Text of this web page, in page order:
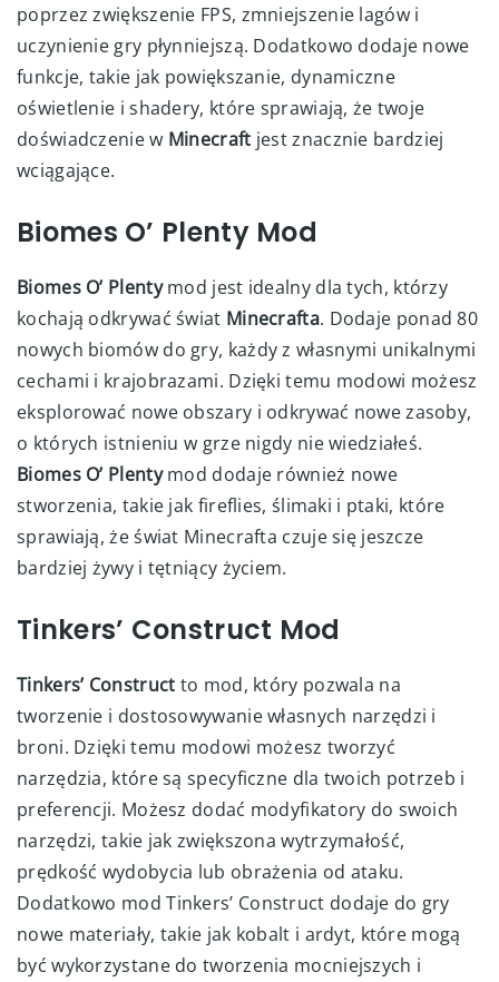
poprzez zwiększenie FPS, zmniejszenie lagów i
uczynienie gry płynniejszą. Dodatkowo dodaje nowe
funkcje, takie jak powiększanie, dynamiczne
oświetlenie i shadery, które sprawiają, że twoje
doświadczenie w Minecraft jest znacznie bardziej
wciągające.
Biomes O’ Plenty Mod
Biomes O’ Plentymod jest idealny dla tych, którzy
kochają odkrywać świat Minecrafta. Dodaje ponad 80
nowych biomów do gry, każdy z własnymi unikalnymi
cechami i krajobrazami. Dzięki temu modowi możesz
eksplorować nowe obszary i odkrywać nowe zasoby,
o których istnieniu w grze nigdy nie wiedziałeś.
Biomes O’ Plentymod dodaje również nowe
stworzenia, takie jak fireflies, ślimaki i ptaki, które
sprawiają, że świat Minecrafta czuje się jeszcze
bardziej żywy i tętniący życiem.
Tinkers’ Construct Mod
Tinkers’ Construct to mod, który pozwala na
tworzenie i dostosowywanie własnych narzędzi i
broni. Dzięki temu modowi możesz tworzyć
narzędzia, które są specyficzne dla twoich potrzeb i
preferencji. Możesz dodać modyfikatory do swoich
narzędzi, takie jak zwiększona wytrzymałość,
prędkość wydobycia lub obrażenia od ataku.
Dodatkowo mod Tinkers’ Construct dodaje do gry
nowe materiały, takie jak kobalt i ardyt, które mogą
być wykorzystane do tworzenia mocniejszych i